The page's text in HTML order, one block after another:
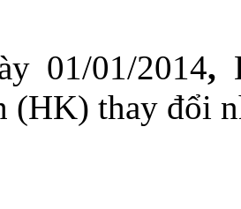
01/01/2014,
(HK) thay đổi